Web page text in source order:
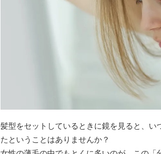
髪型をセットしているときに鏡を見ると、
たということはありませんか？